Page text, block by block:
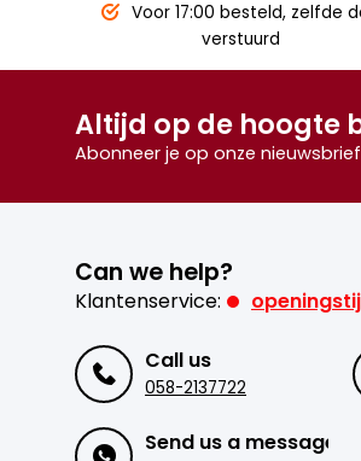
Voor 17:00 besteld, zelfde
verstuurd
Altijd op de hoogte
Abonneer je op onze
Can we help?
Klantenservice:
Call us
058-2137722
Send us a message